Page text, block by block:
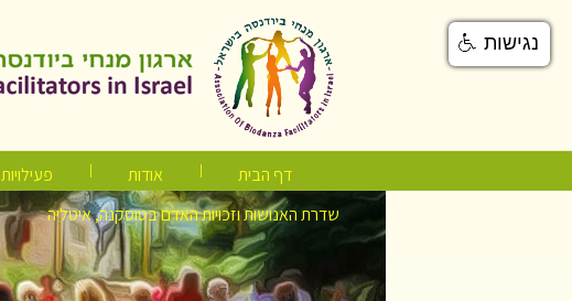
דף הבית אודות פעילויות
שדרת האנושות וזכויות האדם בטוסקנה, איטליה
נגישות